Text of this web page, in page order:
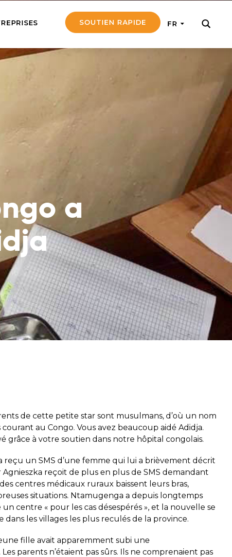
notre travail
montants et obtenez
partir en mission
âgée
d’une personne
la à la fois
et émotionnellement
d’un missionnaire
en contact avec
souffrant de la
et soutenez
parents
SOUTIEN RAPIDE FR
a
de cette petite star sont musulmans, d’où un nom
courant au Congo. Vous avez beaucoup aidé Adidja.
grâce à votre soutien dans notre hôpital congolais.
reçu un SMS d’une femme qui lui a brièvement décrit
Agnieszka reçoit de plus en plus de SMS demandant
centres médicaux ruraux baissent leurs bras,
situations. Ntamugenga a depuis longtemps
centre « pour les cas désespérés », et la nouvelle se
les villages les plus reculés de la province.
fille avait apparemment subi une
parents n’étaient pas sûrs. Ils ne comprenaient pas